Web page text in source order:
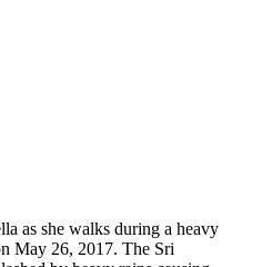
as she walks during a heavy
May 26, 2017. The Sri